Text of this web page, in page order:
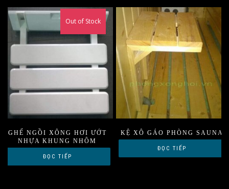
GHẾ NGỒI XÔNG HƠI ƯỚT
NHỰA KHUNG NHÔM
Out of Stock
ĐỌC TIẾP
KỆ XÔ GÁO PHÒNG SAUNA
ĐỌC TIẾP